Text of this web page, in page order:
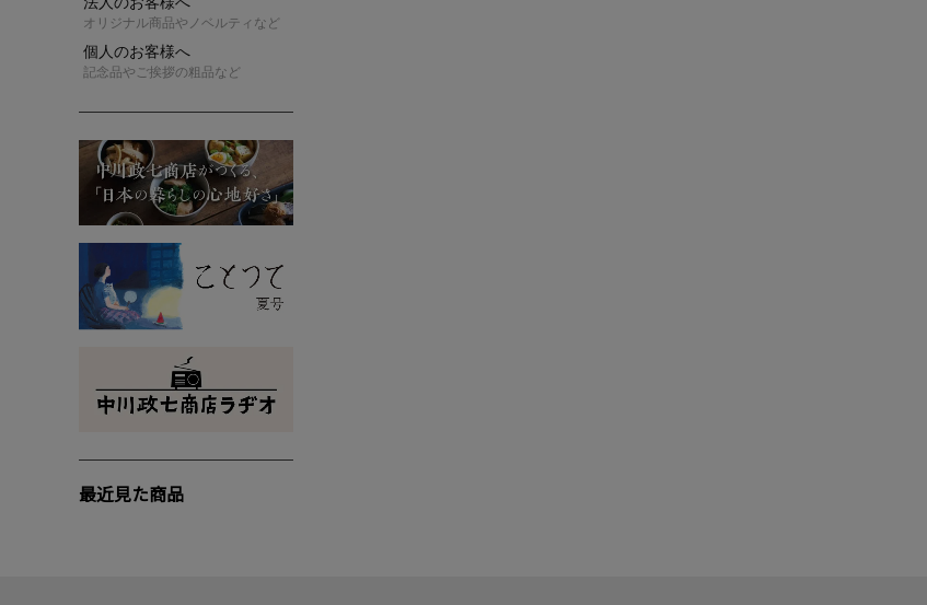
オリジナル商品やノベルティなど
個人のお客様へ
記念品やご挨拶の粗品など
最近見た商品